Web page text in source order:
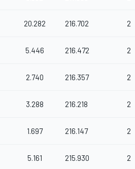
20.282 216.702 2
5.446 216.472 2
2.740 216.357 2
3.288 216.218 2
1.697 216.147 2
5.161 215.930 2